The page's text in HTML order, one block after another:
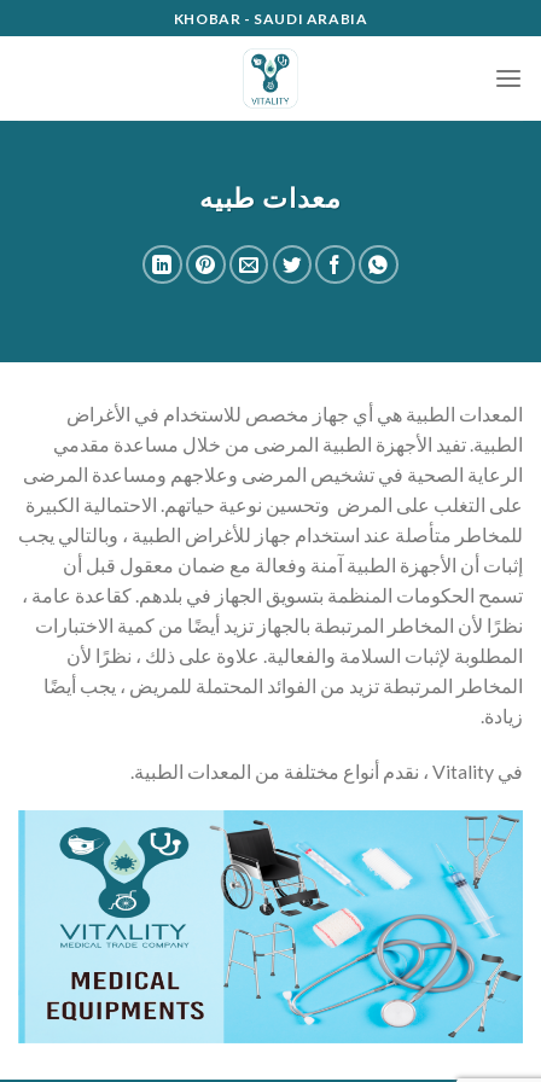
to
content
KHOBAR - SAUDI ARABIA
معدات طبيه
المعدات الطبية هي أي جهاز مخصص للاستخدام في الأغراض
الطبية. تفيد الأجهزة الطبية المرضى من خلال مساعدة مقدمي
الرعاية الصحية في تشخيص المرضى وعلاجهم ومساعدة المرضى
على التغلب على المرض وتحسين نوعية حياتهم. الاحتمالية الكبيرة
للمخاطر متأصلة عند استخدام جهاز للأغراض الطبية ، وبالتالي يجب
إثبات أن الأجهزة الطبية آمنة وفعالة مع ضمان معقول قبل أن
تسمح الحكومات المنظمة بتسويق الجهاز في بلدهم. كقاعدة عامة ،
نظرًا لأن المخاطر المرتبطة بالجهاز تزيد أيضًا من كمية الاختبارات
المطلوبة لإثبات السلامة والفعالية. علاوة على ذلك ، نظرًا لأن
المخاطر المرتبطة تزيد من الفوائد المحتملة للمريض ، يجب أيضًا
زيادة.
في Vitality ، نقدم أنواع مختلفة من المعدات الطبية.